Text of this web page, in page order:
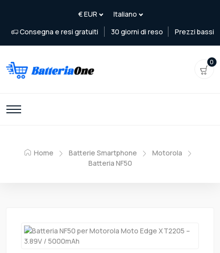
Consegna e resi gratuiti 30 giorni di reso Prezzi bassi
0
Home Batterie Smartphone
Motorola
Batteria NF50